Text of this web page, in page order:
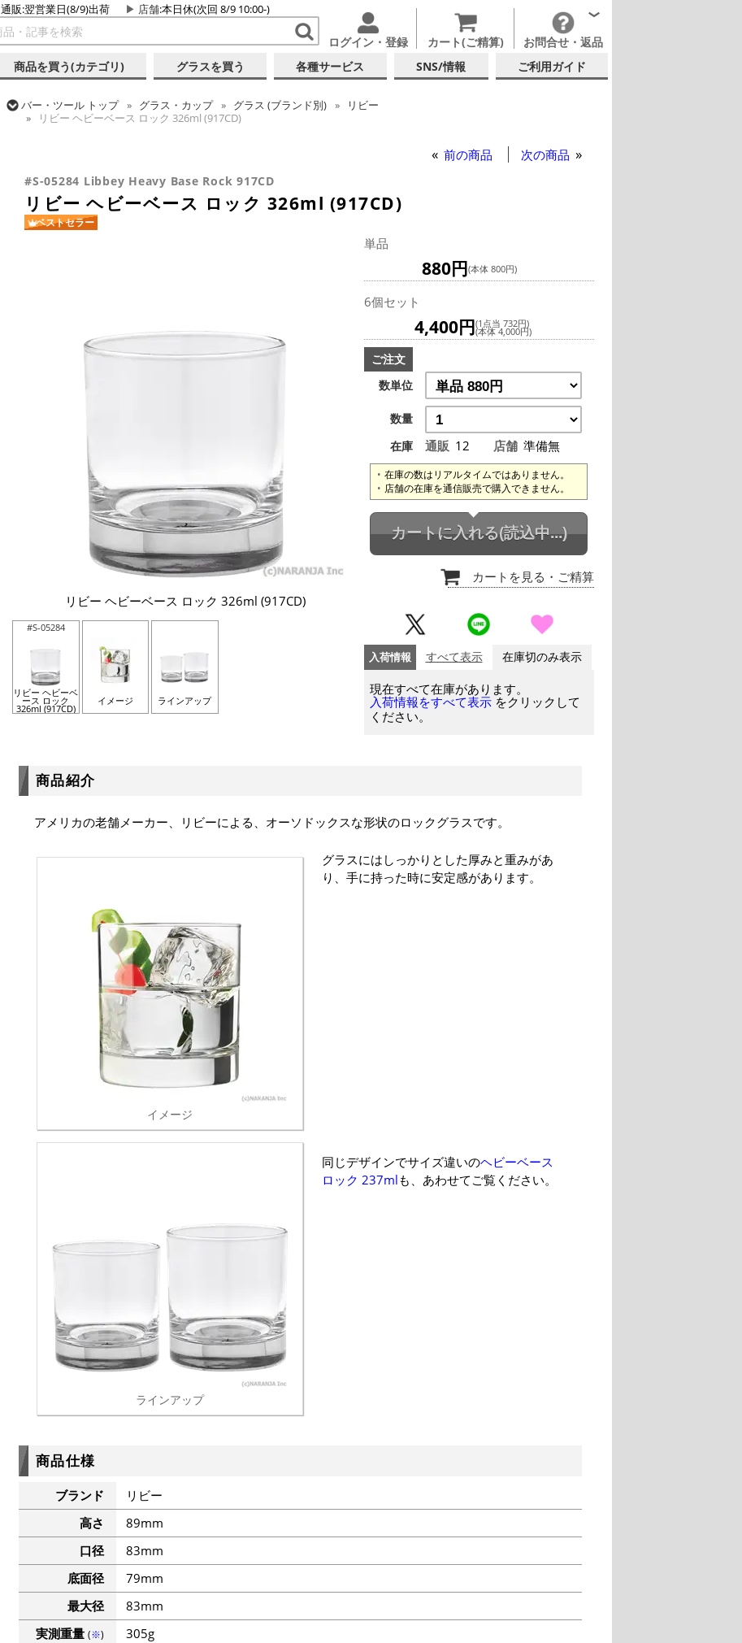
通販:翌営業日(8/9)出荷 店舗:本日休(次回 8/9 10:00-)
ログイン・登録 カート(ご精算) お問合せ・返品
商品を買う(カテゴリ) グラスを買う 各種サービス SNS/情報 ご利用ガイド
バー・ツール トップ グラス・カップ グラス (ブランド別)
リビー
リビー ヘビーベース ロック 326ml (917CD)
前の商品 次の商品
#S-05284 Libbey Heavy Base Rock 917CD
リビー ヘビーベース ロック 326ml (917CD)
ベストセラー
リビー ヘビーベース ロック 326ml (917CD)
#S-05284
リビー ヘビーベ
ース ロック
326ml (917CD)
イメージ ラインアップ
単品
880円(本体 800円)
6個セット
4,400円(1点当 732円)
(本体 4,000円)
ご注文
数単位
数量
在庫
通販 12 店舗 準備無
在庫の数はリアルタイムではありません。
店舗の在庫を通信販売で購入できません。
カートに入れる(読込中...)
カートを見る ・ご精算
入荷情報 すべて表示 在庫切のみ表示
現在すべて在庫があります。
入荷情報をすべて表示 をクリックして
ください。
商品紹介
アメリカの老舗メーカー、リビーによる、オーソドックスな形状のロックグラスです。
イメージ
グラスにはしっかりとした厚みと重みがあ
り、手に持った時に安定感があります。
ラインアップ
同じデザインでサイズ違いのヘビーベース
ロック 237mlも、あわせてご覧ください。
商品仕様
ブランド
リビー
高さ
89mm
口径
83mm
底面径
79mm
最大径
83mm
実測重量 (※)
305g